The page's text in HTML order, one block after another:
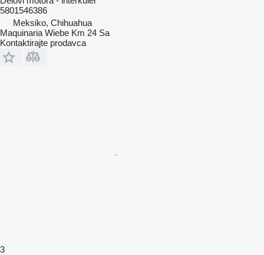
5801546386
Meksiko, Chihuahua
Maquinaria Wiebe Km 24 Sa
Kontaktirajte prodavca
3